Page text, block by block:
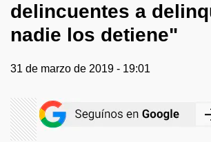
delincuentes a
nadie los detiene"
31 de marzo de 2019 - 19:01